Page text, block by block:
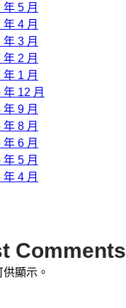
年 5 月
年 4 月
年 3 月
年 2 月
年 1 月
年 12 月
年 9 月
年 8 月
年 6 月
年 5 月
年 4 月
Comments
顯示。